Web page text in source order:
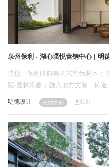
泉州保利 · 湖心璞悦营销中心 | 明
璞悦 · 保利以典美的宋韵为蓝本
院-园林乐趣；融入地方文脉，铸
明德设计 营销中心 4181